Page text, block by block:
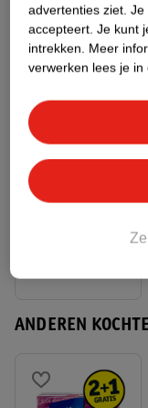
Blistex
MedPlus
3.
ANDEREN
advertenties ziet. Je
accepteert. Je kunt
intrekken. Meer
verwerken lees je in